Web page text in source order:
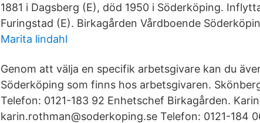
1881 i Dagsberg (E), död 1950 i Söderköping.
Furingstad (E). Birkagården Vårdboende
Marita lindahl
Genom att välja en specifik arbetsgivare kan du
Söderköping som finns hos arbetsgivaren.
Telefon: 0121-183 92 Enhetschef Birkagården.
karin.rothman@soderkoping.se Telefon: 0121-184